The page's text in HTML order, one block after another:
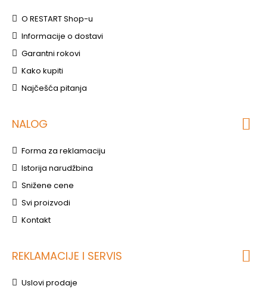
O RESTART Shop-u
Informacije o dostavi
Garantni rokovi
Kako kupiti
Najčešća pitanja
NALOG
Forma za reklamaciju
Istorija narudžbina
Snižene cene
Svi proizvodi
Kontakt
REKLAMACIJE I SERVIS
Uslovi prodaje